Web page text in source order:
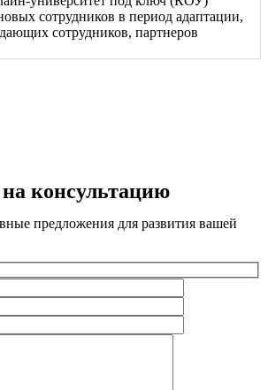
сотрудников в период адаптации,
сотрудников, партнеров
консультацию
предложения для развития вашей